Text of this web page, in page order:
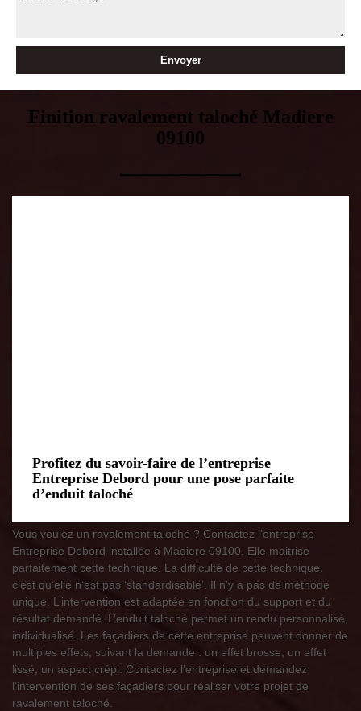
Finition ravalement taloché Madiere
09100
Profitez du savoir-faire de l’entreprise
Entreprise Debord pour une pose parfaite
d’enduit taloché
Vous voulez un ravalement taloché ? Contactez l’entreprise
Entreprise Debord installée à Madiere 09100. Elle maitrise
parfaitement cette technique. La difficulté de cette technique,
c’est qu’elle n’est pas ‘standardisable’. Il n’y a pas de méthode
unique. L’intervention est adaptée en fonction du support et du
résultat demandé. L’enduit taloché permet un rendu personnalisé,
individualisé. Les façadiers de cette entreprise peuvent donner de
multiples effets, suivant la demande : un effet brosse, un effet
lissé, un aspect crépi. Contactez l’entreprise et demandez
l’intervention de ses façadiers pour réaliser votre projet de
ravalement taloché.